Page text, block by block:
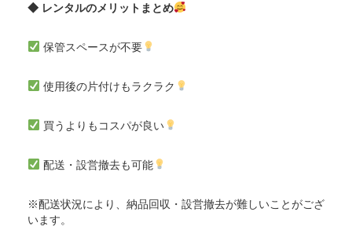
◆ レンタルのメリットまとめ
保管スペースが不要
使用後の片付けもラクラク
買うよりもコスパが良い
配送・設営撤去も可能
※配送状況により、納品回収・設営撤去が難しいことがござ
います。